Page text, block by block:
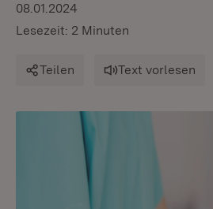
08.01.2024
Lesezeit: 2 Minuten
Teilen Text vorlesen